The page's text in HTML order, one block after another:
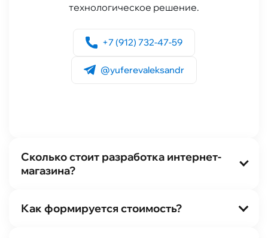
технологическое решение.
+7 (912) 732-47-59
@yuferevaleksandr
Сколько стоит разработка интернет-
магазина?
Как формируется стоимость?